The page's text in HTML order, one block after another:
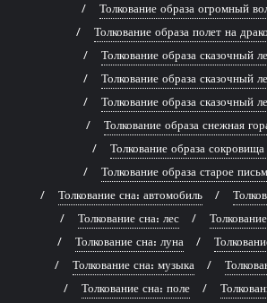
Толкование образа огромный
Толкование образа полет на
Толкование образа сказочный
Толкование образа сказочный
Толкование образа сказочный
Толкование образа снежная
Толкование образа
Толкование образа старое
Толкование сна: автомобиль
Толкование сна: лес
Толкование сна: луна
Толкование сна: музыка
Толкование сна: поле